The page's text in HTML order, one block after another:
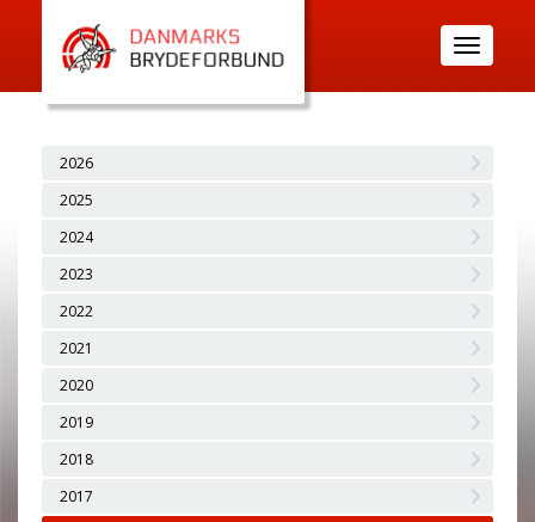
Toggle
navigation
2026
2025
2024
2023
2022
2021
2020
2019
2018
2017